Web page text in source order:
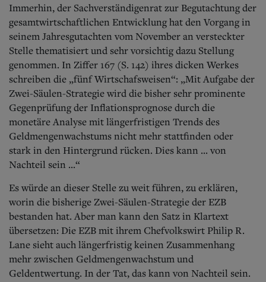
Immerhin, der Sachverständigenrat zur Begutachtung der
gesamtwirtschaftlichen Entwicklung hat den Vorgang in
seinem Jahresgutachten vom November an versteckter
Stelle thematisiert und sehr vorsichtig dazu Stellung
genommen. In Ziffer 167 (S. 142) ihres dicken Werkes
schreiben die „fünf Wirtschafsweisen“: „Mit Aufgabe der
Zwei-Säulen-Strategie wird die bisher sehr prominente
Gegenprüfung der Inflationsprognose durch die
monetäre Analyse mit längerfristigen Trends des
Geldmengenwachstums nicht mehr stattfinden oder
stark in den Hintergrund rücken. Dies kann ... von
Nachteil sein ...“
Es würde an dieser Stelle zu weit führen, zu erklären,
worin die bisherige Zwei-Säulen-Strategie der EZB
bestanden hat. Aber man kann den Satz in Klartext
übersetzen: Die EZB mit ihrem Chefvolkswirt Philip R.
Lane sieht auch längerfristig keinen Zusammenhang
mehr zwischen Geldmengenwachstum und
Geldentwertung. In der Tat, das kann von Nachteil sein.